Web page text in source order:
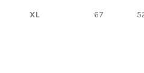
XL 67